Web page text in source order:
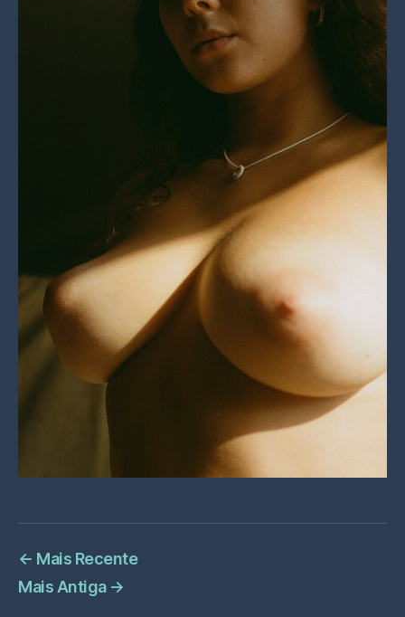
← Mais Recente
Mais Antiga →